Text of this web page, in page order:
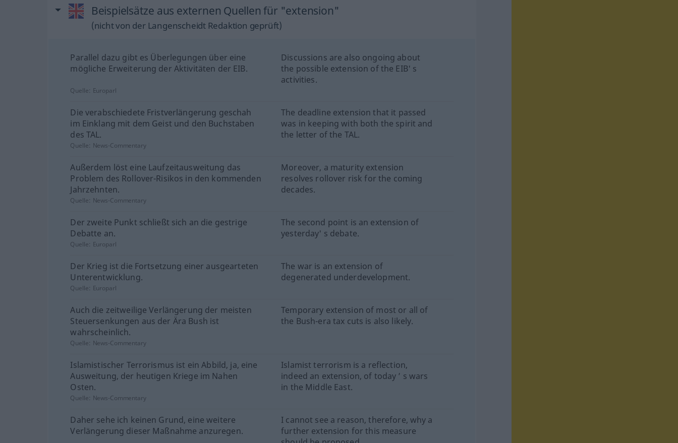
Beispielsätze aus externen Quellen für "extension"
(nicht von der Langenscheidt Redaktion geprüft)
Parallel dazu gibt es Überlegungen über eine
mögliche Erweiterung der Aktivitäten der EIB.
Discussions are also ongoing about
the possible extension of the EIB' s
activities.
Quelle: Europarl
Die verabschiedete Fristverlängerung geschah
im Einklang mit dem Geist und den Buchstaben
des TAL.
The deadline extension that it passed
was in keeping with both the spirit and
the letter of the TAL.
Quelle: News-Commentary
Außerdem löst eine Laufzeitausweitung das
Problem des Rollover-Risikos in den kommenden
Jahrzehnten.
Moreover, a maturity extension
resolves rollover risk for the coming
decades.
Quelle: News-Commentary
Der zweite Punkt schließt sich an die gestrige
Debatte an.
The second point is an extension of
yesterday' s debate.
Quelle: Europarl
Der Krieg ist die Fortsetzung einer ausgearteten
Unterentwicklung.
The war is an extension of
degenerated underdevelopment.
Quelle: Europarl
Auch die zeitweilige Verlängerung der meisten
Steuersenkungen aus der Ära Bush ist
wahrscheinlich.
Temporary extension of most or all of
the Bush-era tax cuts is also likely.
Quelle: News-Commentary
Islamistischer Terrorismus ist ein Abbild, ja, eine
Ausweitung, der heutigen Kriege im Nahen
Osten.
Islamist terrorism is a reflection,
indeed an extension, of today ’ s wars
in the Middle East.
Quelle: News-Commentary
Daher sehe ich keinen Grund, eine weitere
Verlängerung dieser Maßnahme anzuregen.
I cannot see a reason, therefore, why a
further extension for this measure